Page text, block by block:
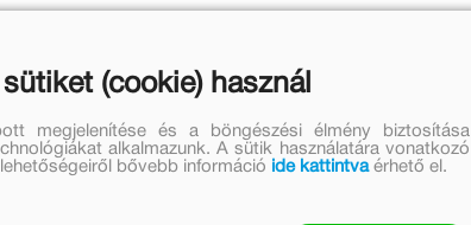
(cookie) használ
megjelenítése és a böngészési élmény biztosítása
alkalmazunk. A sütik használatára vonatkozó
bővebb információ ide kattintvaérhető el.